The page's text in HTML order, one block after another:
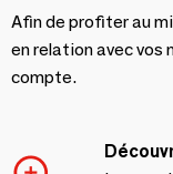
Afin de profiter au
en relation avec vos
compte.